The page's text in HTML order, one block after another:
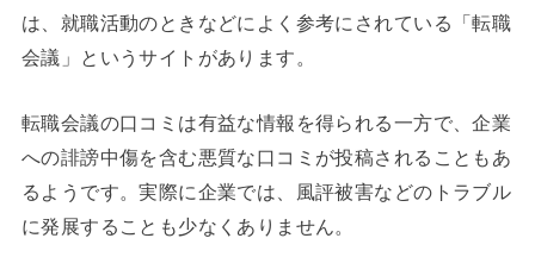
は、就職活動のときなどによく参考にされている「転職
会議」というサイトがあります。
転職会議の口コミは有益な情報を得られる一方で、企業
への誹謗中傷を含む悪質な口コミが投稿されることもあ
るようです。実際に企業では、風評被害などのトラブル
に発展することも少なくありません。